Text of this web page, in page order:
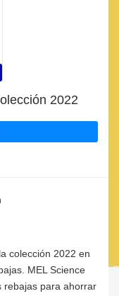
2022
colección 2022 en
MEL Science
rebajas para ahorrar